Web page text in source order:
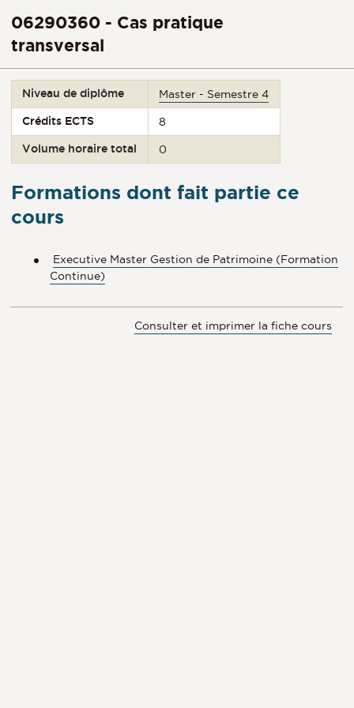
06290360 - Cas pratique
transversal
Niveau de diplôme Master - Semestre 4
Crédits ECTS 8
Volume horaire total 0
Formations dont fait partie ce
cours
Executive Master Gestion de Patrimoine (Formation
Continue)
Consulter et imprimer la fiche cours